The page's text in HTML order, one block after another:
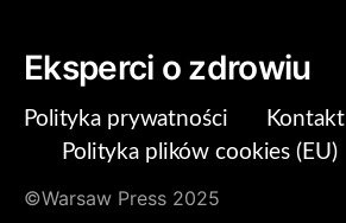
Eksperci o zdrowiu
Polityka prywatności
Kontakt
Polityka plików cookies (EU)
©Warsaw Press 2025